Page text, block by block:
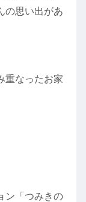
の思い出があ
重なったお家
ン「つみきの